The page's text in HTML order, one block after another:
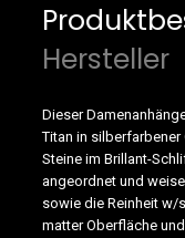
Hersteller
Dieser
Titan in
Steine im Brillant-
angeordnet und
sowie die Reinheit w/
matter Oberfläche